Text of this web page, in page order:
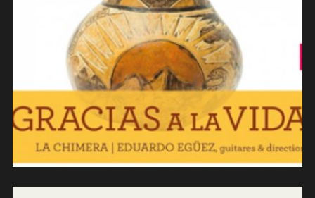
La Chimera – Gracias a la vida (2018)
(contrebasse)